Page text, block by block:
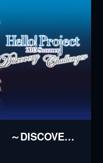
Hello！Project 2015 SUMMER ～DISCOVERY・CHALLENGER～